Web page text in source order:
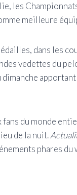
les
meilleure
dans les
vedettes du
du monde
de la nuit.
phares du